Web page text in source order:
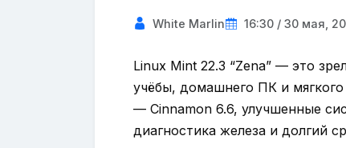
White Marlin 16:30 / 30 мая,
Linux Mint 22.3 “Zena” — это
учёбы, домашнего ПК и
— Cinnamon 6.6, улучшенные
диагностика железа и долгий